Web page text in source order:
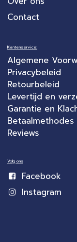
Contact
Klantenservice:
Algemene
Privacybeleid
Retourbeleid
Levertijd en
Garantie en
Betaalmethodes
Reviews
Volg ons
Facebook
Instagram